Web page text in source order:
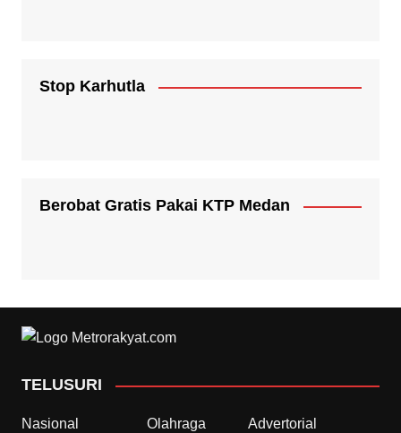
Stop Karhutla
Berobat Gratis Pakai KTP Medan
TELUSURI
Nasional Olahraga Advertorial